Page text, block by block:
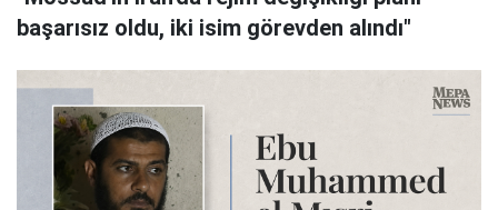
başarısız oldu, iki isim görevden alındı"